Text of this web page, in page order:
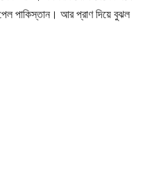
পেল পাকিস্তান। আর প্রাণ দিয়ে বুঝল